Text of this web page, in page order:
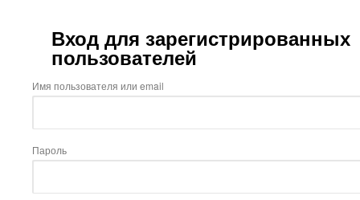
Вход для зарегистрированных
пользователей
Имя пользователя или email
Пароль